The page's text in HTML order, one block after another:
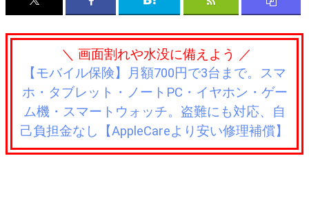
＼ 画面割れや水没に備えよう ／
【モバイル保険】月額700円で3台まで。スマ
ホ・タブレット・ノートPC・イヤホン・ゲー
ム機・スマートウォッチ。盗難にも対応、自
己負担金なし【AppleCareより安い修理補償】